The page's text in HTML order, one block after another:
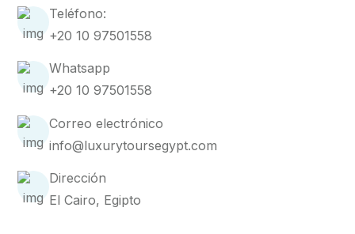
Teléfono:
+20 10 97501558
Whatsapp
+20 10 97501558
Correo electrónico
info@luxurytoursegypt.com
Dirección
El Cairo, Egipto